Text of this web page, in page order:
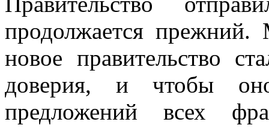
продолжается
новое правительство
доверия, и чтобы
предложений всех